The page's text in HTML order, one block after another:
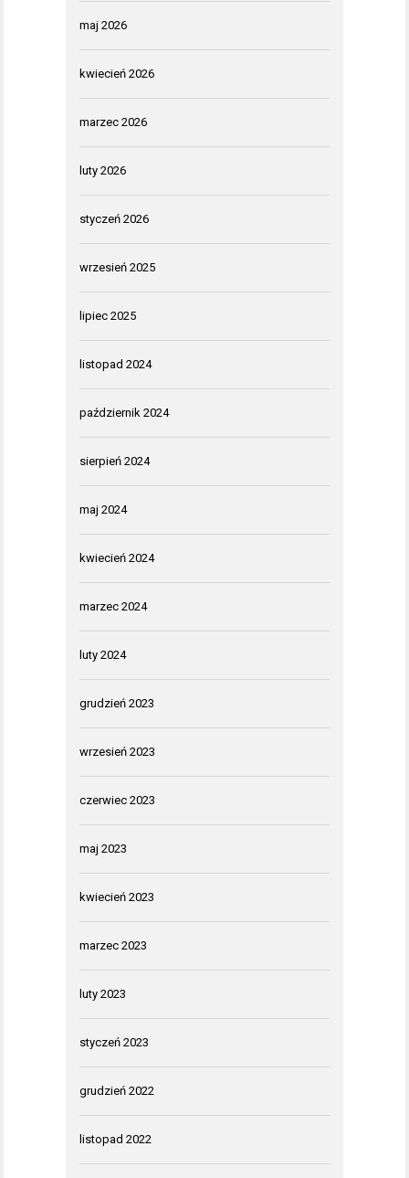
maj 2026
kwiecień 2026
marzec 2026
luty 2026
styczeń 2026
wrzesień 2025
lipiec 2025
listopad 2024
październik 2024
sierpień 2024
maj 2024
kwiecień 2024
marzec 2024
luty 2024
grudzień 2023
wrzesień 2023
czerwiec 2023
maj 2023
kwiecień 2023
marzec 2023
luty 2023
styczeń 2023
grudzień 2022
listopad 2022